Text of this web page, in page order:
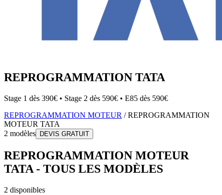
REPROGRAMMATION TATA
Stage 1 dès 390€ • Stage 2 dès 590€ • E85 dès 590€
REPROGRAMMATION MOTEUR /REPROGRAMMATION
MOTEUR TATA
2 modèles DEVIS GRATUIT
REPROGRAMMATION MOTEUR
TATA - TOUS LES MODÈLES
2 disponibles